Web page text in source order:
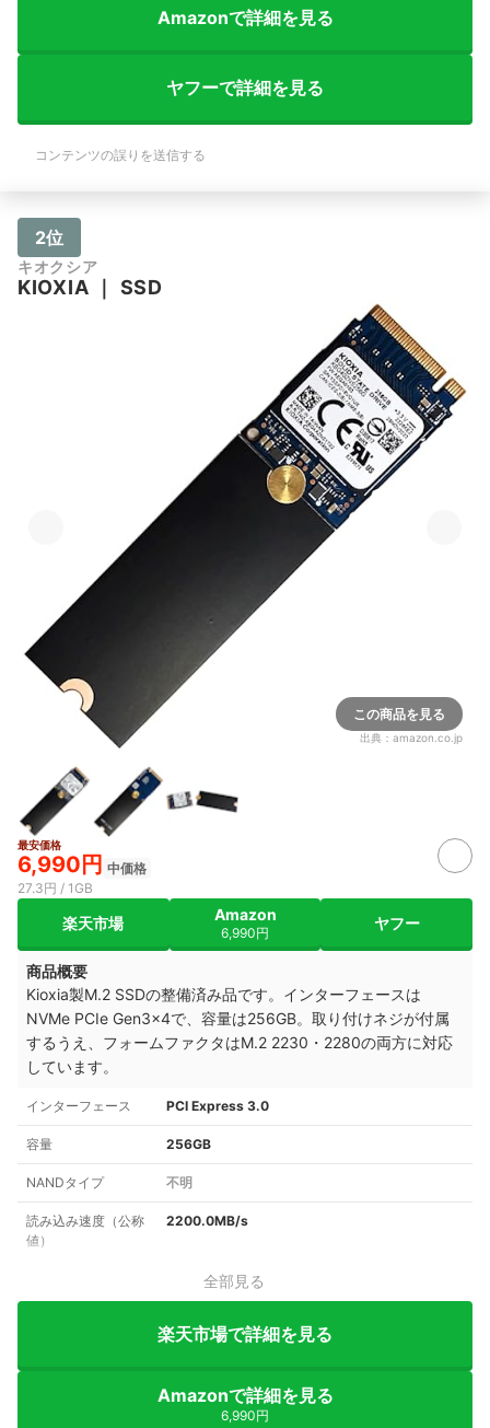
Amazonで詳細を見る
ヤフーで詳細を見る
コンテンツの誤りを送信する
2位
キオクシア
KIOXIA SSD
この商品を見る
出典： amazon.co.jp
最安価格
6,990円 中価格
27.3円 / 1GB
楽天市場 Amazon
6,990円
ヤフー
商品概要
Kioxia製M.2 SSDの整備済み品です。インターフェースは
NVMe PCIe Gen3×4で、容量は256GB。取り付けネジが付属
するうえ、フォームファクタはM.2 2230・2280の両方に対応
しています。
インターフェース PCI Express 3.0
容量 256GB
NANDタイプ 不明
読み込み速度（公称
値）
2200.0MB/s
全部見る
楽天市場で詳細を見る
Amazonで詳細を見る
6,990円